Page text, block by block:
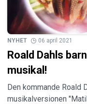
NYHET 06 april 2021
Roald Dahls
musikal!
Den kommande Roald
musikalversionen